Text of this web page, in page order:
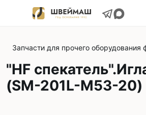
Запчасти для прочего оборудования
"HF
(SM-201L-M53-20)